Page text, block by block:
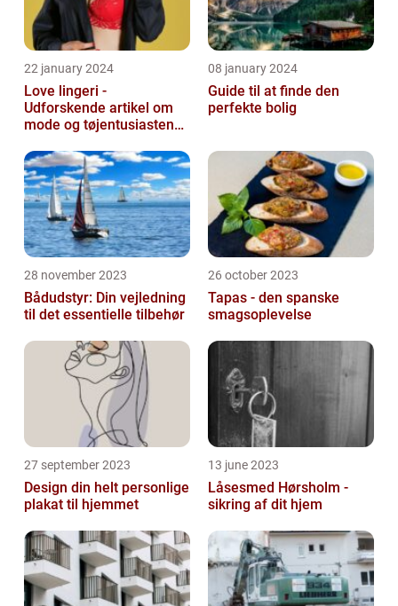
22 january 2024
Love lingeri -
Udforskende artikel om
mode og tøjentusiastens
08 january 2024
Guide til at finde den
perfekte bolig
28 november 2023
Bådudstyr: Din vejledning
til det essentielle tilbehør
26 october 2023
Tapas - den spanske
smagsoplevelse
27 september 2023
Design din helt personlige
plakat til hjemmet
13 june 2023
Låsesmed Hørsholm -
sikring af dit hjem